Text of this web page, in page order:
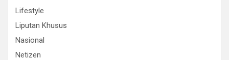
Lifestyle
Liputan Khusus
Nasional
Netizen